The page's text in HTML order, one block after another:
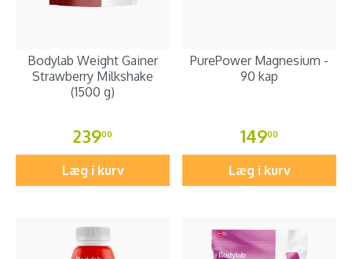
Bodylab Weight Gainer
Strawberry Milkshake
(1500 g)
23900
Læg i kurv
PurePower Magnesium -
90 kap
14900
Læg i kurv